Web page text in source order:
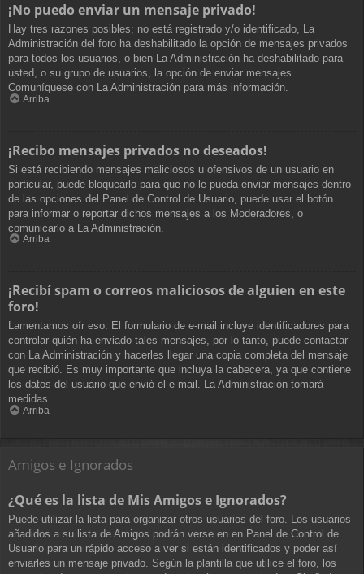
¡No puedo enviar un mensaje privado!
Hay tres razones posibles; no está registrado y/o identificado, La
Administración del foro ha deshabilitado la opción de mensajes privados
para todos los usuarios, o bien La Administración ha deshabilitado para
usted, o su grupo de usuarios, la opción de enviar mensajes.
Comuníquese con La Administración para más información.
Arriba
¡Recibo mensajes privados no deseados!
Si está recibiendo mensajes maliciosos u ofensivos de un usuario en
particular, puede bloquearlo para que no le pueda enviar mensajes dentro
de las opciones del Panel de Control de Usuario, puede usar el botón
para informar o reportar dichos mensajes a los Moderadores, o
comunicarlo a La Administración.
Arriba
¡Recibí spam o correos maliciosos de alguien en este
foro!
Lamentamos oír eso. El formulario de e-mail incluye identificadores para
controlar quién ha enviado tales mensajes, por lo tanto, puede contactar
con La Administración y hacerles llegar una copia completa del mensaje
que recibió. Es muy importante que incluya la cabecera, ya que contiene
los datos del usuario que envió el e-mail. La Administración tomará
medidas.
Arriba
Amigos e Ignorados
¿Qué es la lista de Mis Amigos e Ignorados?
Puede utilizar la lista para organizar otros usuarios del foro. Los usuarios
añadidos a su lista de Amigos podrán verse en en Panel de Control de
Usuario para un rápido acceso a ver si están identificados y poder así
enviarles un mensaje privado. Según la plantilla que utilice el foro, los